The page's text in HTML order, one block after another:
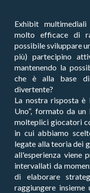
Exhibit
molto efficace di
possibile sviluppare
più) partecipino
mantenendo la
che è alla base di
divertente?
La nostra risposta
Uno”, formato da
molteplici giocatori
in cui abbiamo
legate alla teoria dei
all'esperienza viene
intervallati da
di elaborare
raggiungere